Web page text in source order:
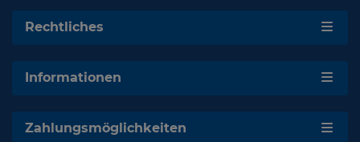
Rechtliches
Informationen
Zahlungsmöglichkeiten